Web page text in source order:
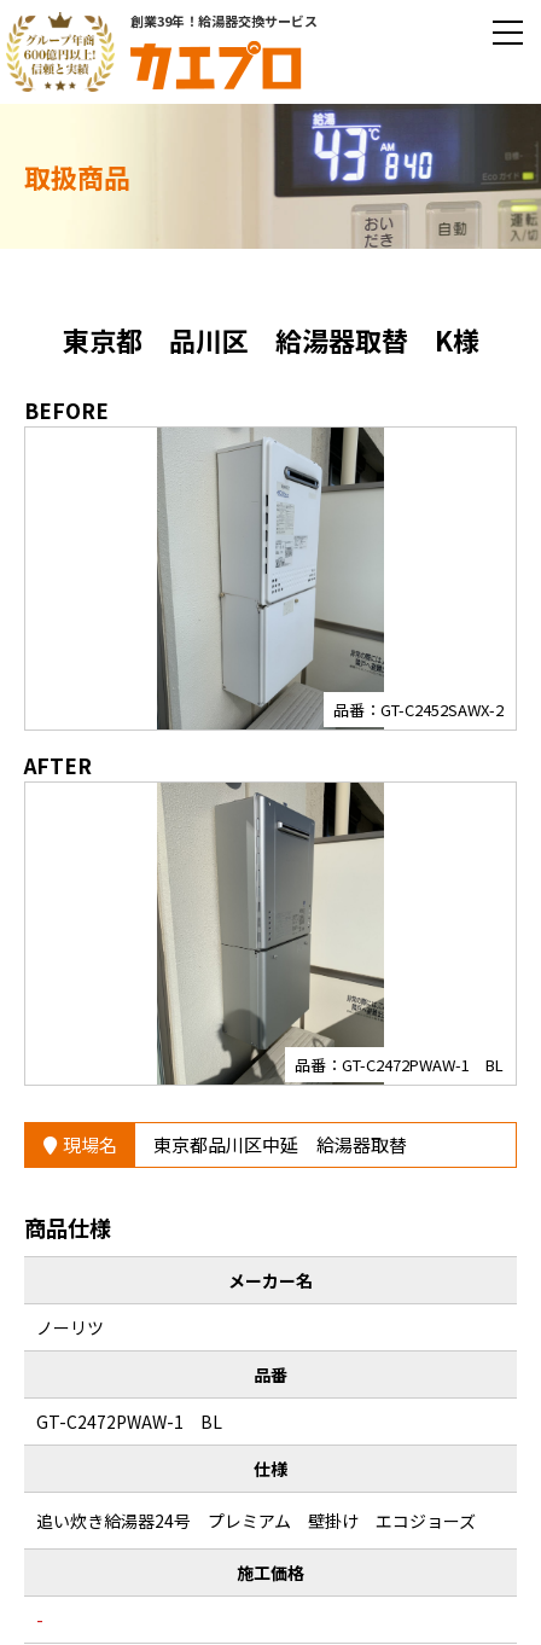
創業39年！給湯器交換サービス
取扱商品
東京都 品川区 給湯器取替 K様
BEFORE
品番：GT-C2452SAWX-2
AFTER
品番：GT-C2472PWAW-1 BL
現場名 東京都品川区中延 給湯器取替
商品仕様
メーカー名
ノーリツ
品番
GT-C2472PWAW-1 BL
仕様
追い炊き給湯器24号 プレミアム 壁掛け エコジョーズ
施工価格
-